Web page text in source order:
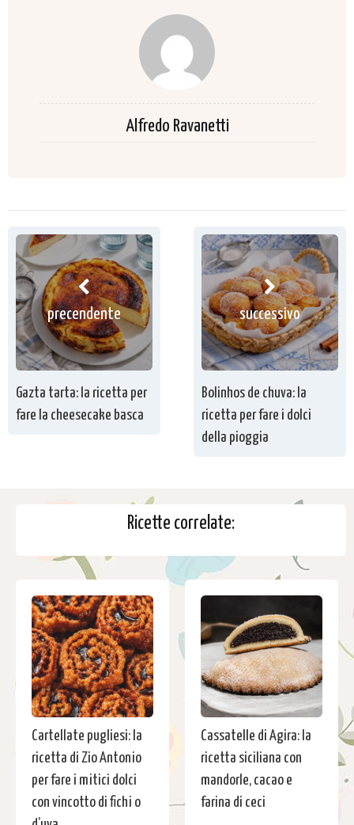
Alfredo Ravanetti
precendente
Gazta tarta: la ricetta per
fare la cheesecake basca
successivo
Bolinhos de chuva: la
ricetta per fare i dolci
della pioggia
Ricette correlate:
Cartellate pugliesi: la
ricetta di Zio Antonio
per fare i mitici dolci
con vincotto di fichi o
Cassatelle di Agira: la
ricetta siciliana con
mandorle, cacao e
farina di ceci